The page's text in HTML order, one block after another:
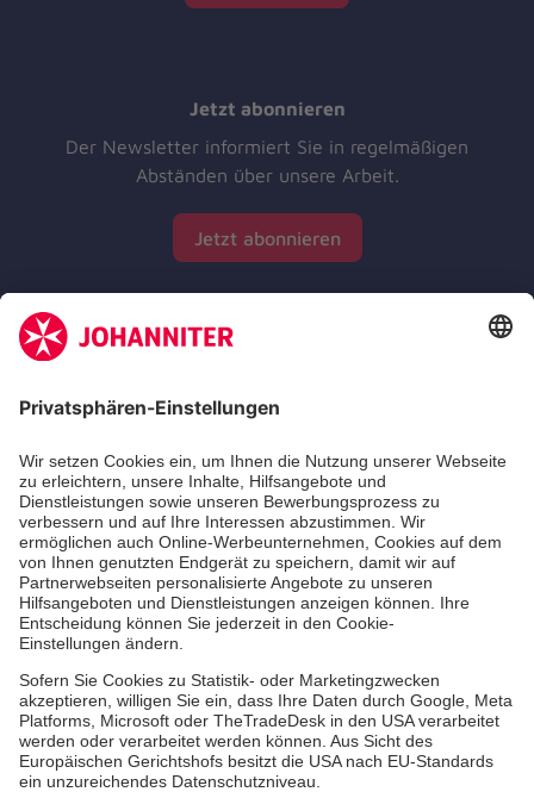
Jetzt abonnieren
Der Newsletter informiert Sie in regelmäßigen
Abständen über unsere Arbeit.
Jetzt abonnieren
Zertifizierung der Johanniter-Unfall-Hilfe e.V.
Aus- & Fortbildungen
Erste-Hilfe-Kurse
Jobs & Ehrenamt
Freiwilligendienst
Spendenprojekte
Einrichtungen